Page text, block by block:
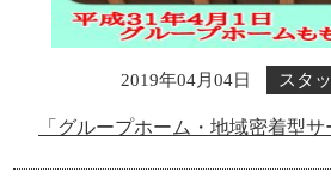
2019年04月04日 スタ
「グループホーム・地域密着型サ